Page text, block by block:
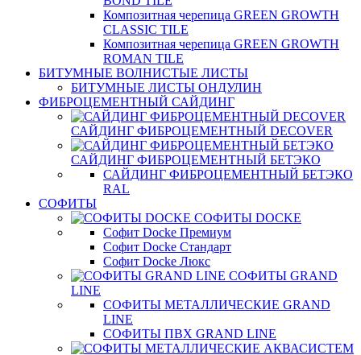
Композитная черепица GREEN GROWTH
CLASSIC TILE
Композитная черепица GREEN GROWTH
ROMAN TILE
БИТУМНЫЕ ВОЛНИСТЫЕ ЛИСТЫ
БИТУМНЫЕ ЛИСТЫ ОНДУЛИН
ФИБРОЦЕМЕНТНЫЙ САЙДИНГ
САЙДИНГ ФИБРОЦЕМЕНТНЫЙ DECOVER
САЙДИНГ ФИБРОЦЕМЕНТНЫЙ БЕТЭКО
САЙДИНГ ФИБРОЦЕМЕНТНЫЙ БЕТЭКО
RAL
СОФИТЫ
СОФИТЫ DOCKE
Софит Docke Премиум
Софит Docke Стандарт
Софит Docke Люкс
СОФИТЫ GRAND
LINE
СОФИТЫ МЕТАЛЛИЧЕСКИЕ GRAND
LINE
СОФИТЫ ПВХ GRAND LINE